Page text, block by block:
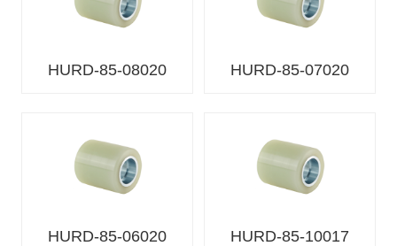
HURD-85-08020 HURD-85-07020
HURD-85-06020 HURD-85-10017